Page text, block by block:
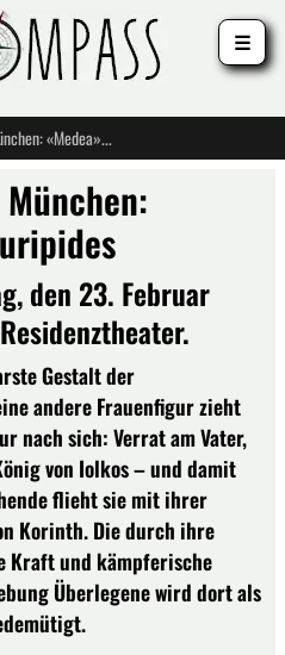
Residenztheater München: «Medea» nach Euripides
den 23. Februar
Gestalt der
andere Frauenfigur zieht
nach sich: Verrat am Vater,
von Iolkos – und damit
flieht sie mit ihrer
Korinth. Die durch ihre
und kämpferische
Überlegene wird dort als
☰